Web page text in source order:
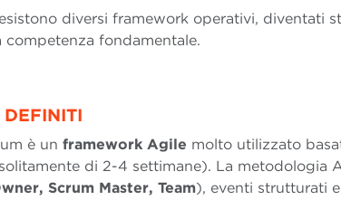
diversi framework operativi, diventati
competenza fondamentale.
DEFINITI
è un framework Agile molto utilizzato
di 2-4 settimane). La metodologia
Scrum Master, Team), eventi strutturati